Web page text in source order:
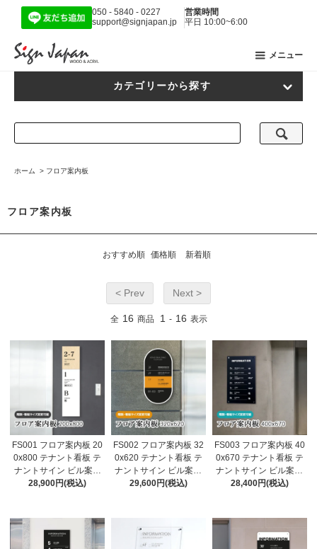
050 - 5840 - 0227
support@signjapan.jp
営業時間
平日 10:00~6:00
メニュー
カテゴリーから探す
ホーム > フロア案内板
フロア案内板
おすすめ順 価格順 新着順
< Prev Next >
全 16 商品 1 - 16 表示
FS001 フロア案内板 20
0x800 テナント看板 テ
ナントサイン ビル案内
板 注文製作 アクリル 看
28,900円(税込)
FS002 フロア案内板 32
0x620 テナント看板 テ
ナントサイン ビル案内
板 注文製作 アクリル 看
29,600円(税込)
FS003 フロア案内板 40
0x670 テナント看板 テ
ナントサイン ビル案内
板 注文製作 アクリル 看
28,400円(税込)